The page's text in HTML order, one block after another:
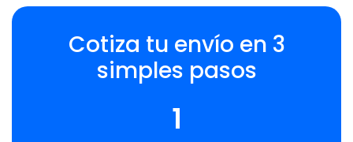
Cotiza tu envío en 3
simples pasos
1